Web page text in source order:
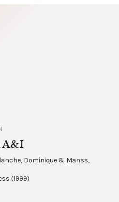
A&I
Dominique & Manss,
(1999)